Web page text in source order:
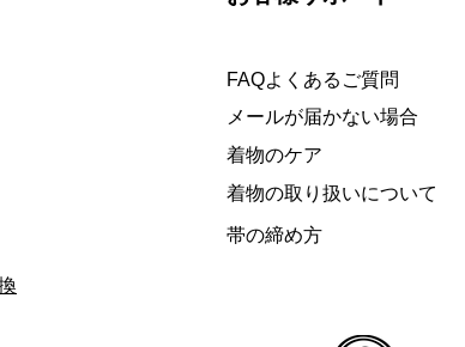
FAQよくあるご質問
メールが届かない場合
着物のケア
着物の取り扱いについて
​帯の締め方